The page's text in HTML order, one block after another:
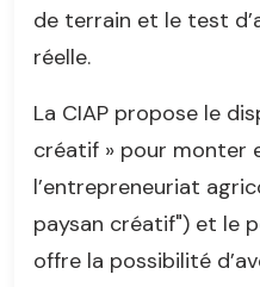
de terrain et le test
réelle.
La CIAP propose le
créatif » pour monter
l’entrepreneuriat
paysan créatif") et le
offre la possibilité